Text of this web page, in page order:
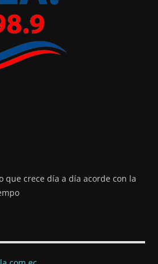
que crece día a día acorde con la